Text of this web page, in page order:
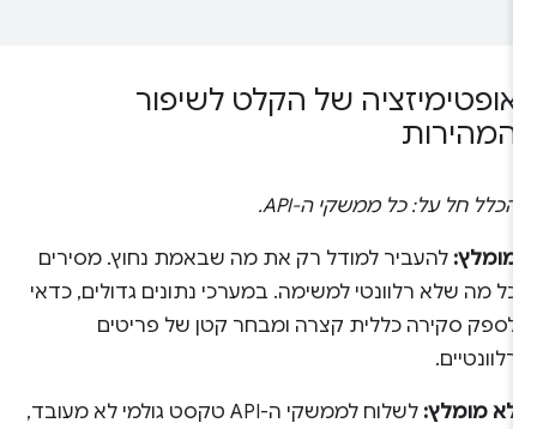
אופטימיזציה של הקלט לשיפור
המהירות
הכלל חל על: כל ממשקי ה-API.
מומלץ:להעביר למודל רק את מה שבאמת נחוץ. מסירים
כל מה שלא רלוונטי למשימה. במערכי נתונים גדולים, כדאי
לספק סקירה כללית קצרה ומבחר קטן של פריטים
רלוונטיים.
לא מומלץ:
לשלוח לממשקי ה-API טקסט גולמי לא מעובד,